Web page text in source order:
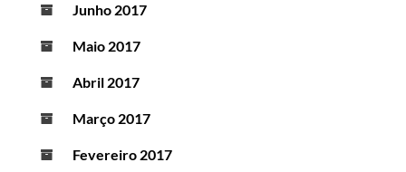
Junho 2017
Maio 2017
Abril 2017
Março 2017
Fevereiro 2017